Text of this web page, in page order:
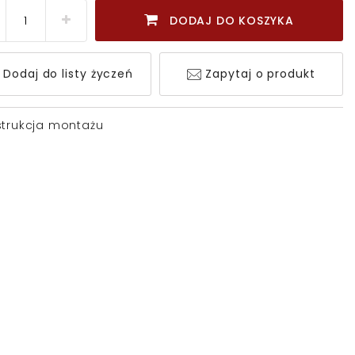
DODAJ DO KOSZYKA
Dodaj do listy życzeń Zapytaj o produkt
montażu